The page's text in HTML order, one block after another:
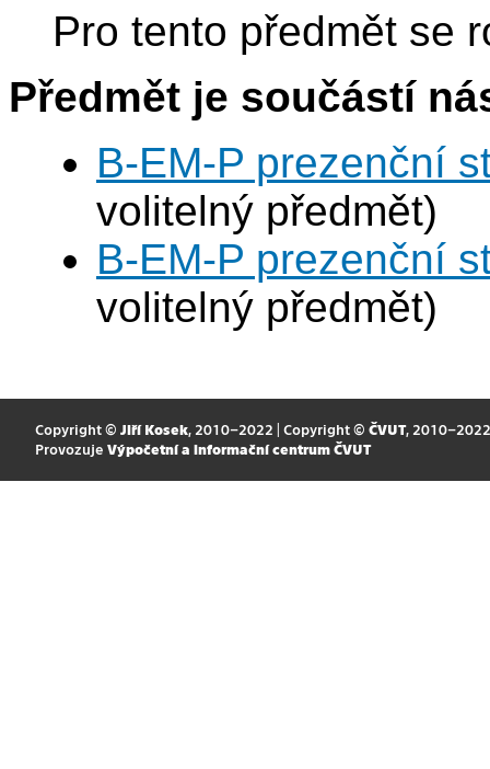
Pro tento předmět se
Předmět je součástí
B-EM-P prezenční
volitelný předmět)
B-EM-P prezenční
volitelný předmět)
Copyright © Jiří Kosek, 2010–2022 | Copyright © ČVUT, 2010–2022
Provozuje Výpočetní a informační centrum ČVUT